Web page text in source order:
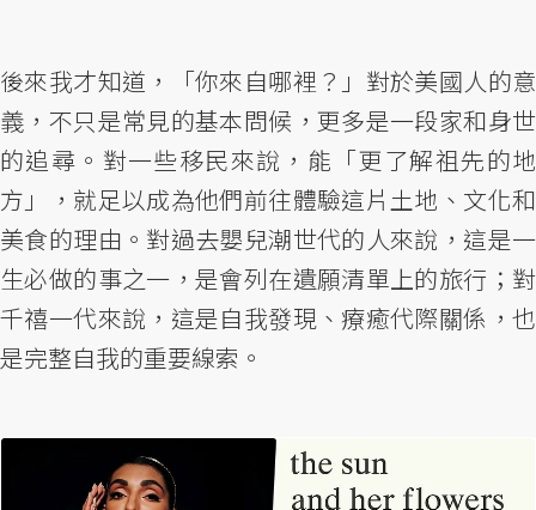
後來我才知道，「你來自哪裡？」對於美國人的意
義，不只是常見的基本問候，更多是一段家和身世
的追尋。對一些移民來說，能「更了解祖先的地
方」，就足以成為他們前往體驗這片土地、文化和
美食的理由。對過去嬰兒潮世代的人來說，這是一
生必做的事之一，是會列在遺願清單上的旅行；對
千禧一代來說，這是自我發現、療癒代際關係，也
是完整自我的重要線索。